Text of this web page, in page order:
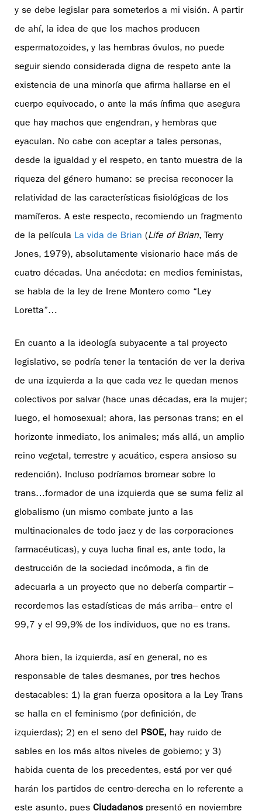
y se debe legislar para someterlos a mi visión. A partir
de ahí, la idea de que los machos producen
espermatozoides, y las hembras óvulos, no puede
seguir siendo considerada digna de respeto ante la
existencia de una minoría que afirma hallarse en el
cuerpo equivocado, o ante la más ínfima que asegura
que hay machos que engendran, y hembras que
eyaculan. No cabe con aceptar a tales personas,
desde la igualdad y el respeto, en tanto muestra de la
riqueza del género humano: se precisa reconocer la
relatividad de las características fisiológicas de los
mamíferos. A este respecto, recomiendo un fragmento
de la película La vida de Brian (Life of Brian, Terry
Jones, 1979), absolutamente visionario hace más de
cuatro décadas. Una anécdota: en medios feministas,
se habla de la ley de Irene Montero como “Ley
Loretta”…
En cuanto a la ideología subyacente a tal proyecto
legislativo, se podría tener la tentación de ver la deriva
de una izquierda a la que cada vez le quedan menos
colectivos por salvar (hace unas décadas, era la mujer;
luego, el homosexual; ahora, las personas trans; en el
horizonte inmediato, los animales; más allá, un amplio
reino vegetal, terrestre y acuático, espera ansioso su
redención). Incluso podríamos bromear sobre lo
trans…formador de una izquierda que se suma feliz al
globalismo (un mismo combate junto a las
multinacionales de todo jaez y de las corporaciones
farmacéuticas), y cuya lucha final es, ante todo, la
destrucción de la sociedad incómoda, a fin de
adecuarla a un proyecto que no debería compartir –
recordemos las estadísticas de más arriba– entre el
99,7 y el 99,9% de los individuos, que no es trans.
Ahora bien, la izquierda, así en general, no es
responsable de tales desmanes, por tres hechos
destacables: 1) la gran fuerza opositora a la Ley Trans
se halla en el feminismo (por definición, de
izquierdas); 2) en el seno del PSOE, hay ruido de
sables en los más altos niveles de gobierno; y 3)
habida cuenta de los precedentes, está por ver qué
harán los partidos de centro-derecha en lo referente a
este asunto, pues Ciudadanospresentó en noviembre